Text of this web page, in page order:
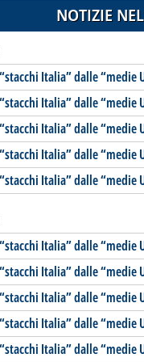
NOTIZIE
Italia” dalle “medie
Italia” dalle “medie
Italia” dalle “medie
Italia” dalle “medie
Italia” dalle “medie
Italia” dalle “medie
Italia” dalle “medie
Italia” dalle “medie
Italia” dalle “medie
Italia” dalle “medie